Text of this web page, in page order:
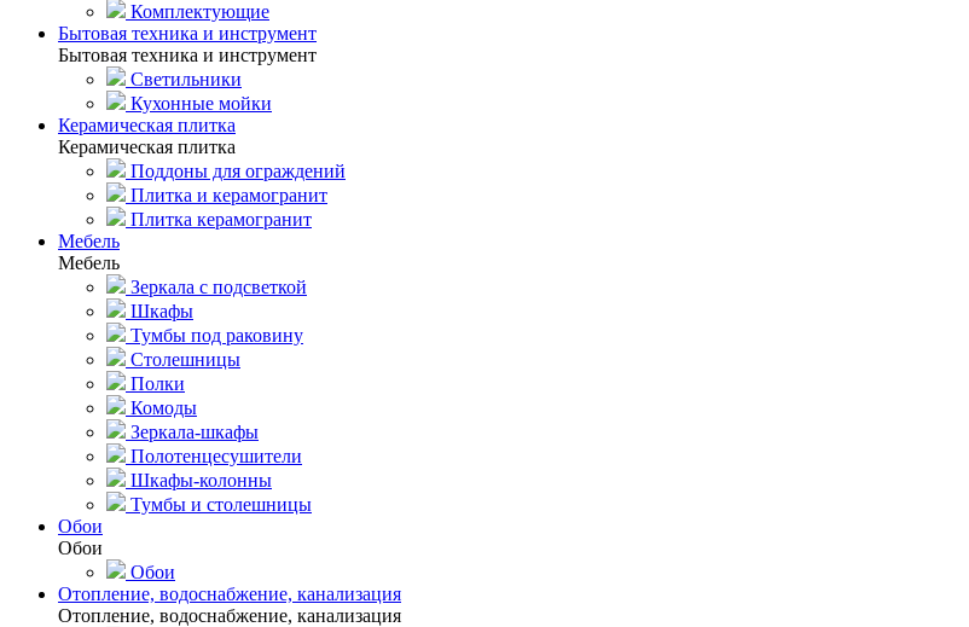
Комплектующие
Бытовая техника и инструмент
Бытовая техника и инструмент
Светильники
Кухонные мойки
Керамическая плитка
Керамическая плитка
Поддоны для ограждений
Плитка и керамогранит
Плитка керамогранит
Мебель
Мебель
Зеркала с подсветкой
Шкафы
Тумбы под раковину
Столешницы
Полки
Комоды
Зеркала-шкафы
Полотенцесушители
Шкафы-колонны
Тумбы и столешницы
Обои
Обои
Обои
Отопление, водоснабжение, канализация
Отопление, водоснабжение, канализация